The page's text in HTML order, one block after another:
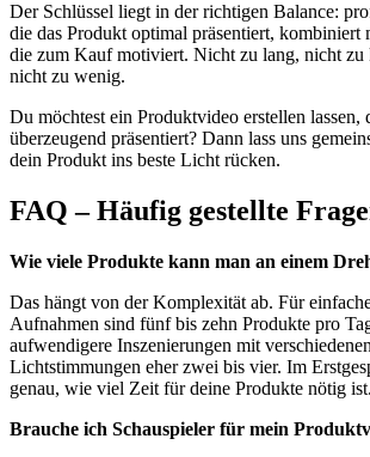
Der Schlüssel liegt in der richtigen Balance:
die das Produkt optimal präsentiert, kombiniert
die zum Kauf motiviert. Nicht zu lang, nicht zu
nicht zu wenig.
Du möchtest ein Produktvideo erstellen lassen,
überzeugend präsentiert? Dann lass uns
dein Produkt ins beste Licht rücken.
FAQ – Häufig gestellte
Wie viele Produkte kann man an einem
Das hängt von der Komplexität ab. Für
Aufnahmen sind fünf bis zehn Produkte pro
aufwendigere Inszenierungen mit
Lichtstimmungen eher zwei bis vier. Im
genau, wie viel Zeit für deine Produkte nötig ist.
Brauche ich Schauspieler für mein